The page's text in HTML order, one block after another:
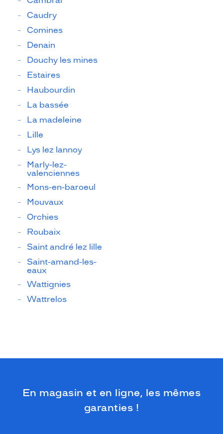
Caudry
Comines
Denain
Douchy les mines
Estaires
Haubourdin
La bassée
La madeleine
Lille
Lys lez lannoy
Marly-lez-
valenciennes
Mons-en-baroeul
Mouvaux
Orchies
Roubaix
Saint andré lez lille
Saint-amand-les-
eaux
Wattignies
Wattrelos
En magasin et en ligne, les mêmes
garanties !